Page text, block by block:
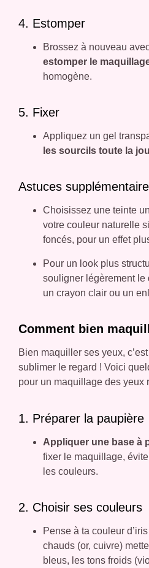
4. Estomper
Brossez à nouveau
estomper le
homogène.
5. Fixer
Appliquez un gel
les sourcils toute la
Astuces
Choisissez une teinte
votre couleur naturelle
foncés, pour un effet
Pour un look plus
souligner légèrement
un crayon clair ou un
Comment bien
Bien maquiller ses yeux,
sublimer le regard ! Voici
pour un maquillage des yeux
1. Préparer la paupière
Appliquer une base à
fixer le maquillage,
les couleurs.
2. Choisir ses couleurs
Pense à ta couleur
chauds (or, cuivre)
bleus, les tons froids